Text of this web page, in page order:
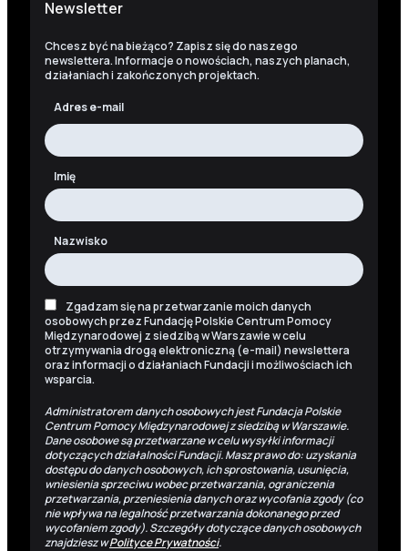
Newsletter
Chcesz być na bieżąco? Zapisz się do naszego
newslettera. Informacje o nowościach, naszych planach,
działaniach i zakończonych projektach.
Adres e-mail
Imię
Nazwisko
Zgadzam się na przetwarzanie moich danych
osobowych przez Fundację Polskie Centrum Pomocy
Międzynarodowej z siedzibą w Warszawie w celu
otrzymywania drogą elektroniczną (e-mail) newslettera
oraz informacji o działaniach Fundacji i możliwościach ich
wsparcia.
Administratorem danych osobowych jest Fundacja Polskie
Centrum Pomocy Międzynarodowej z siedzibą w Warszawie.
Dane osobowe są przetwarzane w celu wysyłki informacji
dotyczących działalności Fundacji. Masz prawo do: uzyskania
dostępu do danych osobowych, ich sprostowania, usunięcia,
wniesienia sprzeciwu wobec przetwarzania, ograniczenia
przetwarzania, przeniesienia danych oraz wycofania zgody (co
nie wpływa na legalność przetwarzania dokonanego przed
wycofaniem zgody). Szczegóły dotyczące danych osobowych
znajdziesz wPolityce Prywatności.